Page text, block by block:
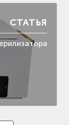
СТАТЬЯ